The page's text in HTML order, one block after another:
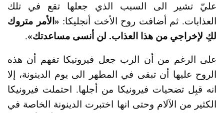
عليّ تشير الى السبب الذي جعلها تقع في تلك
العذابات. ثم أضافت روح الأخت أنجليكا: «الأمر متروك
لكِ لإخراجي من هذا العذاب. لن أنسى مساعدتك».
على الرغم من أن الرب جعل فيرونيكا تفهم أن هذه
الروح عليها أن تبقى في المطهر الى يوم الدينونة، إلا
انه قبِل تضحيات فيرونيكا من أجلها. احتملت فيرونيكا
الكثير من الآلام وحتى انها اختبرت الدينونة الخاصة في